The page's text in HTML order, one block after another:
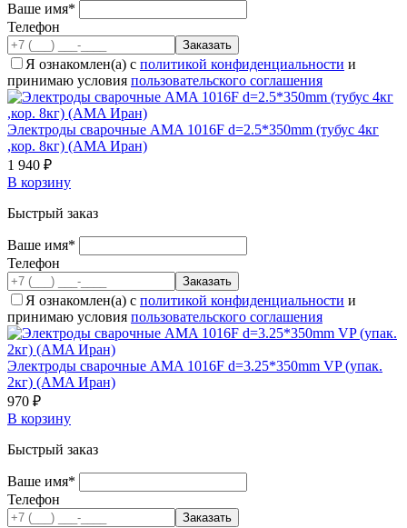
Ваше имя*
Телефон
Я ознакомлен(а) с политикой конфиденциальности и
принимаю условия пользовательского соглашения
Электроды сварочные AMA 1016F d=2.5*350mm (тубус 4кг
,кор. 8кг) (AMA Иран)
1 940 ₽
В корзину
Быстрый заказ
Ваше имя*
Телефон
Я ознакомлен(а) с политикой конфиденциальности и
принимаю условия пользовательского соглашения
Электроды сварочные AMA 1016F d=3.25*350mm VP (упак.
2кг) (AMA Иран)
970 ₽
В корзину
Быстрый заказ
Ваше имя*
Телефон